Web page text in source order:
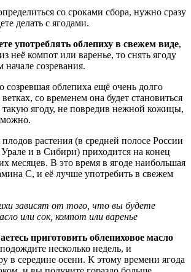
со сроками сбора, нужно сразу
делать с ягодами.
употреблять облепиху в свежем виде,
неё компот или варенье, то снять ягоду
начале созревания.
созревшая облепиха ещё очень долго
со временем она будет становиться
такую ягоду, не повредив нежной кожицы,
растения (в средней полосе России
и в Сибири) приходится на конец
месяцев. В это время в ягоде наибольшая
С, и её лучше употребить в свежем
зависят от того, что вы будете
или сок, компот или варенье
приготовить облепиховое масло
несколько недель, и
в середине осени. К этому времени ягода